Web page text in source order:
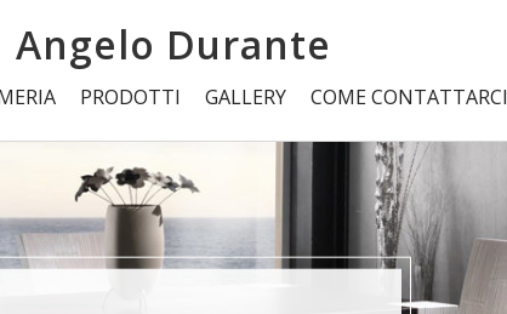
Angelo Durante
PRODOTTI GALLERY COME CONTATTARCI